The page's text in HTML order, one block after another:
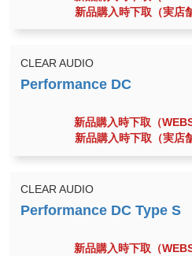
新品購入時下取（実店
CLEAR AUDIO
新品購入時下取（
新品購入時下取（実店
CLEAR AUDIO
新品購入時下取（